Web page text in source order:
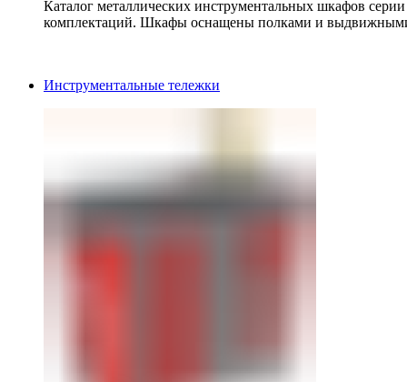
Каталог металлических инструментальных шкафов
комплектаций. Шкафы оснащены полками и
Инструментальные тележки